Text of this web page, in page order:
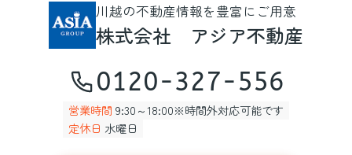
川越の不動産情報を豊富にご用意
株式会社 アジア不動産
0120-327-556
営業時間 9:30～18:00※時間外対応可能です
定休日 水曜日